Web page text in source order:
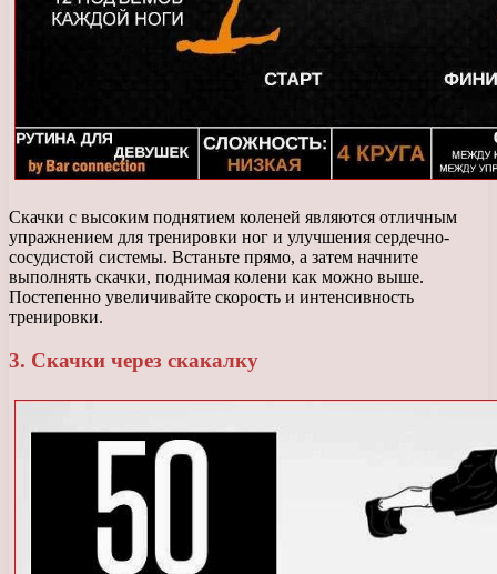
Скачки с высоким поднятием коленей являются отличным
упражнением для тренировки ног и улучшения сердечно-
сосудистой системы. Встаньте прямо, а затем начните
выполнять скачки, поднимая колени как можно выше.
Постепенно увеличивайте скорость и интенсивность
тренировки.
3. Скачки через скакалку